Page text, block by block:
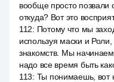
вообще просто позвали
откуда? Вот это
112: Потому что мы
используя маски и
знакомств. Мы
надо все время быть
113: Ты понимаешь, вот